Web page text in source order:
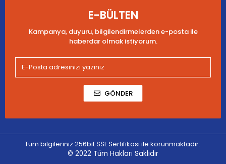
E-BÜLTEN
Kampanya, duyuru, bilgilendirmelerden e-posta ile
haberdar olmak istiyorum.
GÖNDER
Tüm bilgileriniz 256bit SSL Sertifikası ile korunmaktadır.
© 2022 Tüm Hakları Saklıdır